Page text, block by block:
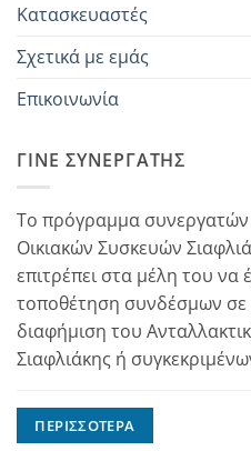
Κατασκευαστές
Σχετικά με εμάς
Επικοινωνία
ΓΊΝΕ ΣΥΝΕΡΓΆΤΗΣ
Το πρόγραμμα συνεργατών
Οικιακών Συσκευών
επιτρέπει στα μέλη του
τοποθέτηση συνδέσμων σε
διαφήμιση του
Σιαφλιάκης ή
ΠΕΡΙΣΣΌΤΕΡΑ